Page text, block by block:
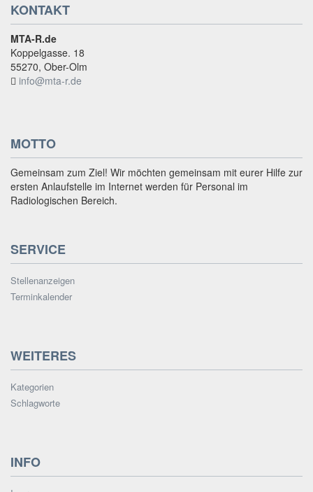
KONTAKT
MTA-R.de
Koppelgasse. 18
55270, Ober-Olm
info@mta-r.de
MOTTO
Gemeinsam zum Ziel! Wir möchten gemeinsam mit eurer Hilfe zur
ersten Anlaufstelle im Internet werden für Personal im
Radiologischen Bereich.
SERVICE
Stellenanzeigen
Terminkalender
WEITERES
Kategorien
Schlagworte
INFO